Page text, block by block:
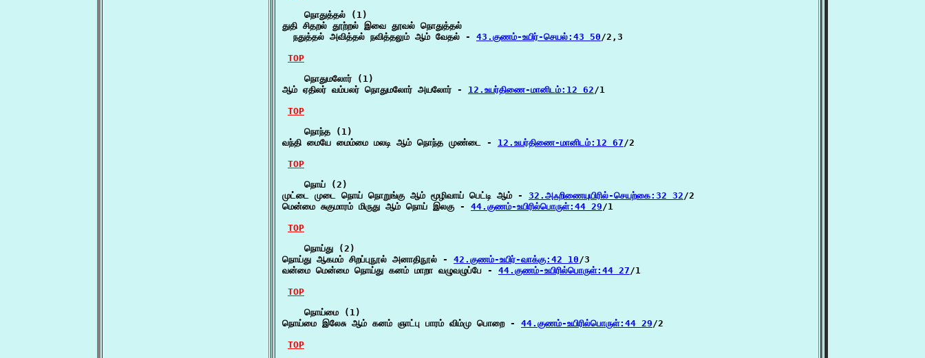
    நொதுத்தல் (1)
துதி சிதறல் தூற்றல் இவை தூவல் நொதுத்தல்
  நதுத்தல் அவித்தல் நவித்தலும் ஆம் வேதல் -
43.குணம்-உயிர்-செயல்:43 50/2,3
TOP
    நொதுமலோர் (1)
ஆம் ஏதிலர் வம்பலர் நொதுமலோர் அயலோர் - 12.உயர்திணை-மானிடம்:12 62/1
TOP
    நொந்த (1)
வந்தி மையே மைம்மை மலடி ஆம் நொந்த முண்டை - 12.உயர்திணை-மானிடம்:12 67/2
TOP
    நொய் (2)
முட்டை முடை நொய் நொறுங்கு ஆம் மூழிவாய் பெட்டி ஆம் - 32.அஃறிணையுயிரில்-செயற்கை:32 32/2
மென்மை சுகுமாரம் மிருது ஆம் நொய் இலகு - 44.குணம்-உயிரில்பொருள்:44 29/1
TOP
    நொய்து (2)
நொய்து ஆகமம் சிறப்புநூல் அனாதிநூல் - 42.குணம்-உயிர்-வாக்கு:42 10/3
வன்மை மென்மை நொய்து கனம் மாறா வழுவழுப்பே - 44.குணம்-உயிரில்பொருள்:44 27/1
TOP
    நொய்மை (1)
நொய்மை இலேசு ஆம் கனம் ஞாட்பு பாரம் விம்மு பொறை - 44.குணம்-உயிரில்பொருள்:44 29/2
TOP